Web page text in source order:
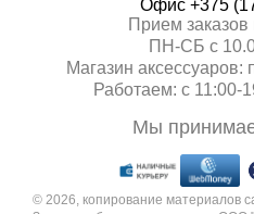
Офис +375
Прием
ПН-СБ с
Магазин аксессуаров:
Работаем: с 11:00-
Мы
© 2026, копирование материалов